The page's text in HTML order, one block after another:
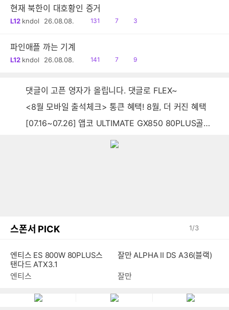
현재 북한이 대호황인 증거
L12 kndol 26.08.08.
읽
131
공
7
댓
3
파인애플 까는 기계
L12 kndol 26.08.08.
읽
141
공
7
댓
9
댓글이 고픈 영자가 올립니다. 댓글로 FLEX~
<8월 모바일 출석체크> 통큰 혜택! 8월, 더 커진 혜택
[07.16~07.26] 앱코 ULTIMATE GX850 80PLUS골드 풀모듈러 ATX3.0 블랙
스폰서 PICK 1/3
엔티스 ES 800W 80PLUS스
탠다드 ATX3.1
엔티스
잘만 ALPHA II DS A36(블랙)
잘만